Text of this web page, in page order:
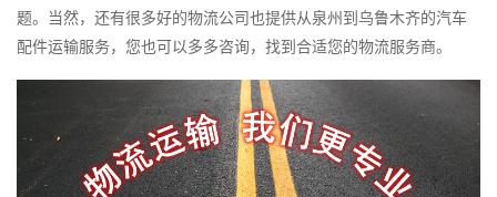
题。当然，还有很多好的物流公司也提供从泉州到乌鲁木齐的汽车
配件运输服务，您也可以多多咨询，找到合适您的物流服务商。